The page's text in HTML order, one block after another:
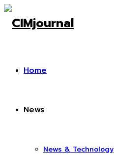
Home
News
News & Technology